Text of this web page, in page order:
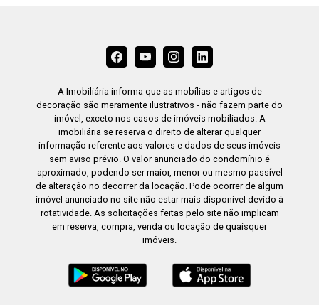
A Imobiliária informa que as mobílias e artigos de
decoração são meramente ilustrativos - não fazem parte do
imóvel, exceto nos casos de imóveis mobiliados. A
imobiliária se reserva o direito de alterar qualquer
informação referente aos valores e dados de seus imóveis
sem aviso prévio. O valor anunciado do condomínio é
aproximado, podendo ser maior, menor ou mesmo passível
de alteração no decorrer da locação. Pode ocorrer de algum
imóvel anunciado no site não estar mais disponível devido à
rotatividade. As solicitações feitas pelo site não implicam
em reserva, compra, venda ou locação de quaisquer
imóveis.